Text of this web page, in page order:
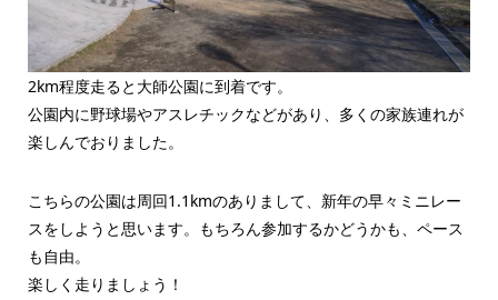
2km程度走ると大師公園に到着です。
公園内に野球場やアスレチックなどがあり、多くの家族連れが
楽しんでおりました。
こちらの公園は周回1.1kmのありまして、新年の早々ミニレー
スをしようと思います。もちろん参加するかどうかも、ペース
も自由。
楽しく走りましょう！